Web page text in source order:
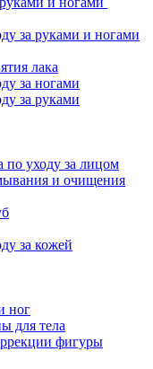
за руками и ногами
лака
за ногами
за руками
по уходу за лицом
и очищения
за кожей
ног
для тела
фигуры